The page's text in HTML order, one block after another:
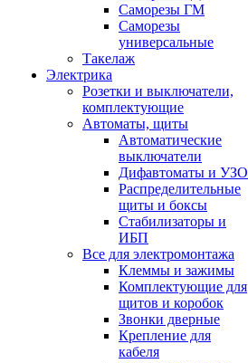
Саморезы ГМ
Саморезы
универсальные
Такелаж
Электрика
Розетки и выключатели,
комплектующие
Автоматы, щиты
Автоматические
выключатели
Дифавтоматы и УЗО
Распределительные
щиты и боксы
Стабилизаторы и
ИБП
Все для электромонтажа
Клеммы и зажимы
Комплектующие для
щитов и коробок
Звонки дверные
Крепление для
кабеля